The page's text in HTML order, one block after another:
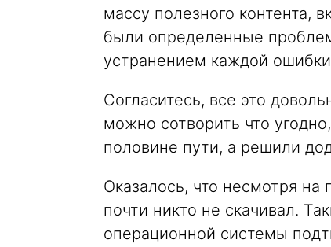
массу полезного контента,
были определенные
устранением каждой
Согласитесь, все это
можно сотворить что
половине пути, а решили
Оказалось, что несмотря
почти никто не скачивал.
операционной системы